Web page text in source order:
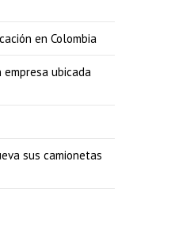
en Colombia
empresa ubicada
sus camionetas